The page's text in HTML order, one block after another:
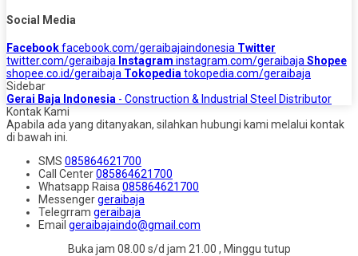
Social Media
Facebookfacebook.com/geraibajaindonesia Twitter
twitter.com/geraibaja Instagram instagram.com/geraibaja Shopee
shopee.co.id/geraibaja Tokopedia tokopedia.com/geraibaja
Sidebar
Gerai Baja Indonesia - Construction & Industrial Steel Distributor
Kontak Kami
Apabila ada yang ditanyakan, silahkan hubungi kami melalui kontak
di bawah ini.
SMS 085864621700
Call Center085864621700
Whatsapp Raisa 085864621700
Messengergeraibaja
Telegrram geraibaja
Email geraibajaindo@gmail.com
Buka jam 08.00 s/d jam 21.00 , Minggu tutup